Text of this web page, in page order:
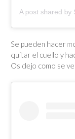
Se pueden hacer
quitar el cuello y
Os dejo como se